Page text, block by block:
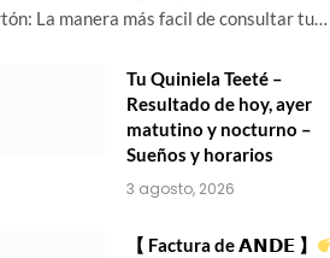
La manera más facil de consultar tu…
Tu Quiniela Teeté –
Resultado de hoy, ayer
matutino y nocturno –
Sueños y horarios
3 agosto, 2026
【 Factura de 𝗔𝗡𝗗𝗘 】